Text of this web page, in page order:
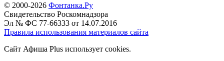
© 2000-2026 Фонтанка.Ру
Свидетельство Роскомнадзора
Эл № ФС 77-66333 от 14.07.2016
Правила использования материалов сайта
Сайт Афиша Plus использует cookies.